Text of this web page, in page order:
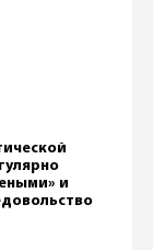
и